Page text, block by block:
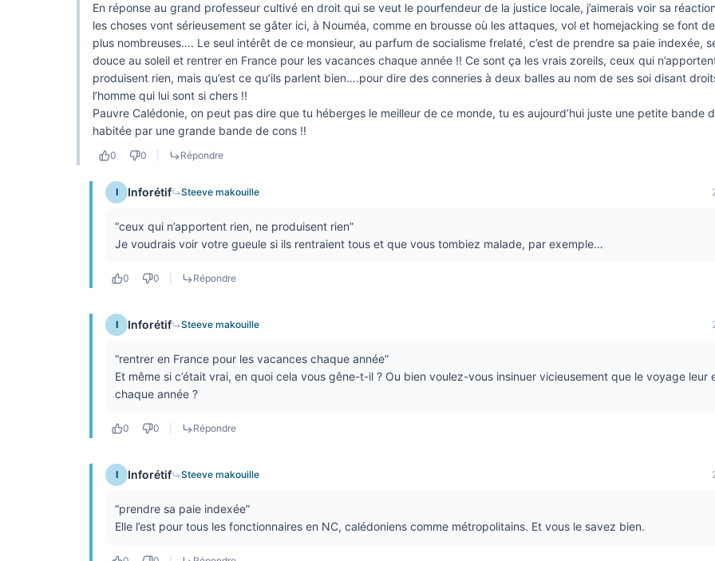
En réponse au grand professeur cultivé en droit qui se veut le pourfendeur de la justice locale, j’aimerais voir sa
les choses vont sérieusement se gâter ici, à Nouméa, comme en brousse où les attaques, vol et homejacking se font
plus nombreuses…. Le seul intérêt de ce monsieur, au parfum de socialisme frelaté, c’est de prendre sa paie indexée,
douce au soleil et rentrer en France pour les vacances chaque année !! Ce sont ça les vrais zoreils, ceux qui
produisent rien, mais qu’est ce qu’ils parlent bien….pour dire des conneries à deux balles au nom de ses soi disant
l’homme qui lui sont si chers !!
Pauvre Calédonie, on peut pas dire que tu héberges le meilleur de ce monde, tu es aujourd’hui juste une petite bande
habitée par une grande bande de cons !!
0 0 Répondre
I Inforétif Steeve makouille
“ceux qui n’apportent rien, ne produisent rien”
Je voudrais voir votre gueule si ils rentraient tous et que vous tombiez malade, par exemple…
0 0 Répondre
I Inforétif Steeve makouille
“rentrer en France pour les vacances chaque année”
Et même si c’était vrai, en quoi cela vous gêne-t-il ? Ou bien voulez-vous insinuer vicieusement que le voyage leur
chaque année ?
0 0 Répondre
I Inforétif Steeve makouille
“prendre sa paie indexée”
Elle l’est pour tous les fonctionnaires en NC, calédoniens comme métropolitains. Et vous le savez bien.